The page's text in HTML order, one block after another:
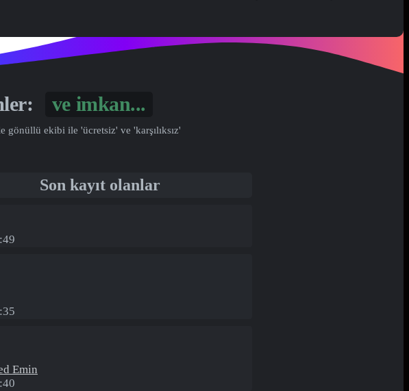
Gönül...
ekibi ile 'ücretsiz' ve 'karşılıksız'
Son kayıt olanlar
Emin